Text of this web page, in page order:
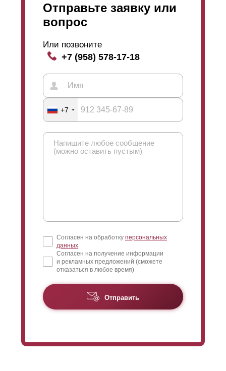
Отправьте заявку или
вопрос
Или позвоните
+7 (958) 578-17-18
+7
Согласен на обработку персональных
данных
Согласен на получение информации
и рекламных предложений (сможете
отказаться в любое время)
Отправить